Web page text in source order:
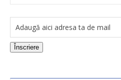
Înscriere